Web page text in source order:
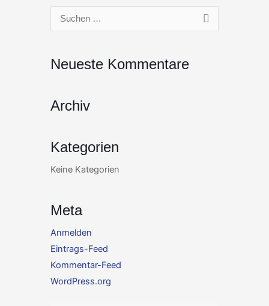
Suchen
Neueste Kommentare
Archiv
Kategorien
Keine Kategorien
Meta
Anmelden
Eintrags-Feed
Kommentar-Feed
WordPress.org